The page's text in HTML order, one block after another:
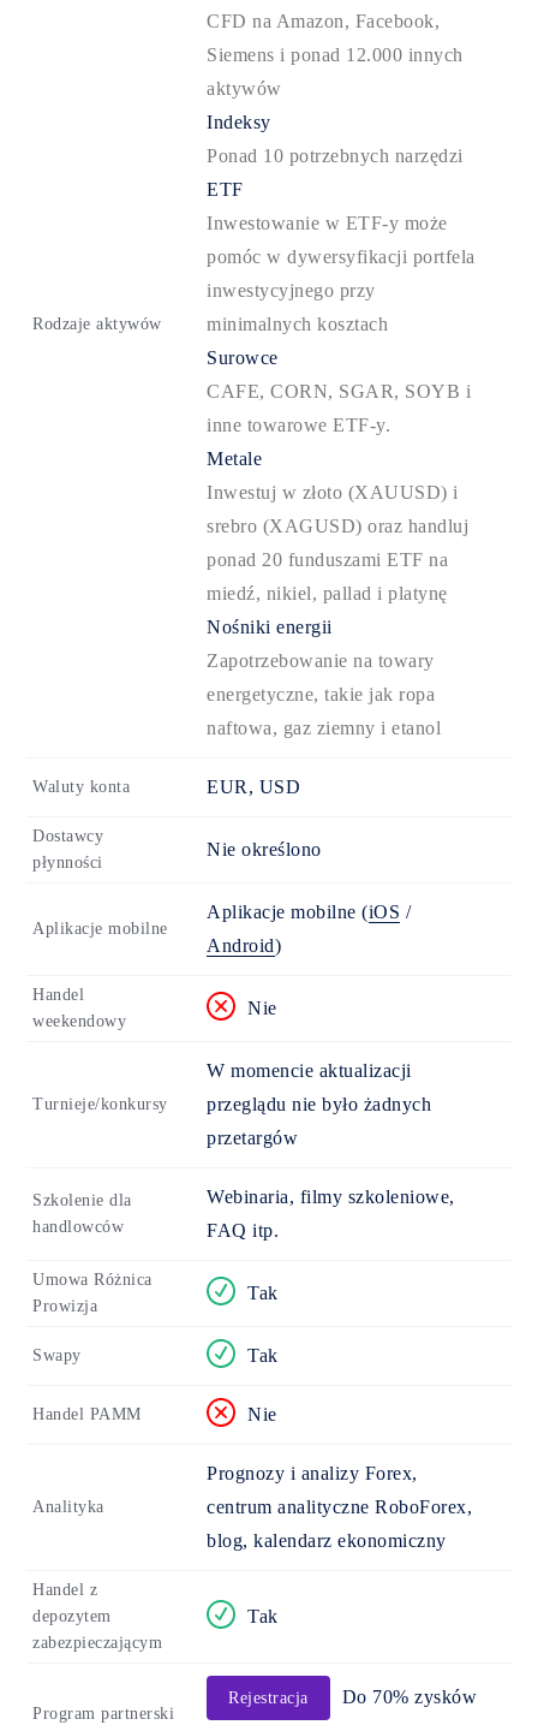
Rodzaje aktywów
CFD na Amazon, Facebook,
Siemens i ponad 12.000 innych
aktywów
Indeksy
Ponad 10 potrzebnych narzędzi
ETF
Inwestowanie w ETF-y może
pomóc w dywersyfikacji portfela
inwestycyjnego przy
minimalnych kosztach
Surowce
CAFE, CORN, SGAR, SOYB i
inne towarowe ETF-y.
Metale
Inwestuj w złoto (XAUUSD) i
srebro (XAGUSD) oraz handluj
ponad 20 funduszami ETF na
miedź, nikiel, pallad i platynę
Nośniki energii
Zapotrzebowanie na towary
energetyczne, takie jak ropa
naftowa, gaz ziemny i etanol
Waluty konta EUR, USD
Dostawcy
płynności
Nie określono
Aplikacje mobilne
Aplikacje mobilne (iOS /
Android)
Handel
weekendowy
Nie
Turnieje/konkursy
W momencie aktualizacji
przeglądu nie było żadnych
przetargów
Szkolenie dla
handlowców
Webinaria, filmy szkoleniowe,
FAQ itp.
Umowa Różnica
Prowizja
Tak
Swapy Tak
Handel PAMM Nie
Analityka
Prognozy i analizy Forex,
centrum analityczne RoboForex,
blog, kalendarz ekonomiczny
Handel z
depozytem
zabezpieczającym
Tak
Program partnerski
Rejestracja
Do 70% zysków